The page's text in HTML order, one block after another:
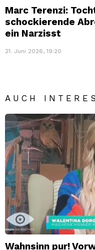
Marc Terenzi:
schockierende
ein Narzisst
21. Juni 2026, 19:20
AUCH
Wahnsinn pur!